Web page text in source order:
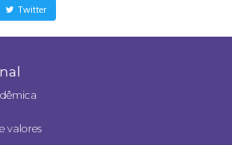
Twitter
valores